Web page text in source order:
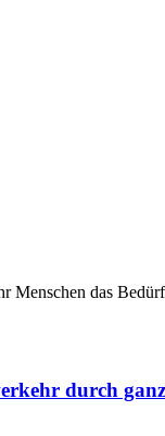
Menschen das
durch ganz